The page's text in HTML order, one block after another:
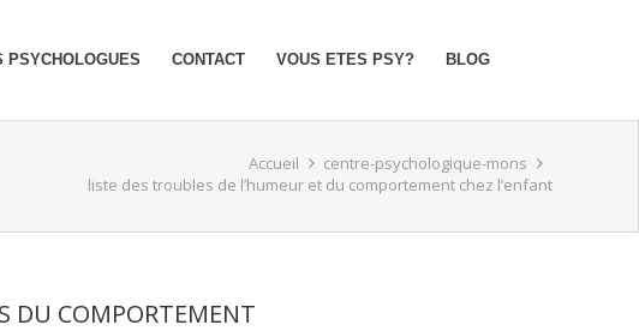
PSYCHOLOGUES CONTACT VOUS ETES PSY? BLOG
Accueil
centre-psychologique-mons
liste des troubles de l’humeur et du comportement chez l’enfant
DU COMPORTEMENT